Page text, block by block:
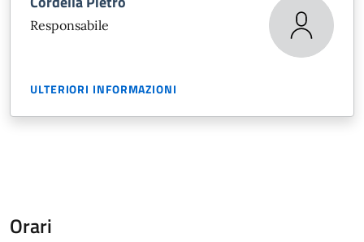
Responsabile
ULTERIORI INFORMAZIONI
Orari